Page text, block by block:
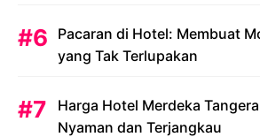
Pacaran di Hotel: Membuat
yang Tak Terlupakan
Harga Hotel Merdeka
Nyaman dan Terjangkau